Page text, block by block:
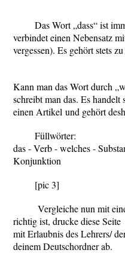
Das Wort „dass“ ist
verbindet einen Nebensatz
vergessen). Es gehört stets
Kann man das Wort durch „
schreibt man das. Es handelt
einen Artikel und gehört
Füllwörter:
das - Verb - welches -
Konjunktion
[pic 3]
Vergleiche nun mit
richtig ist, drucke diese Seite
mit Erlaubnis des Lehrers/
deinem Deutschordner ab.